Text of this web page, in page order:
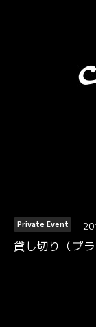
Private Event
貸し切り（プラ